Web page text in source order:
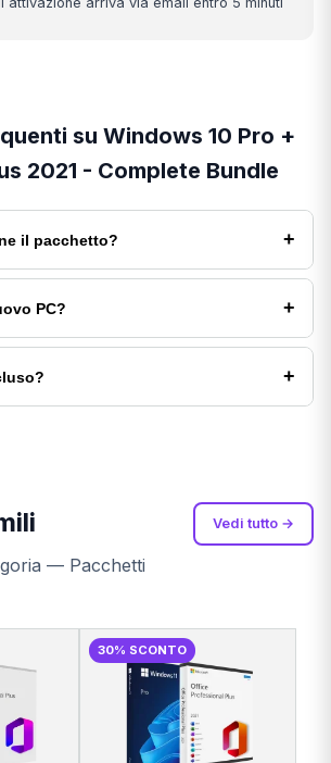
su Windows 10 Pro +
2021 - Complete Bundle
il pacchetto? +
una licenza Windows e una licenza
variante del prodotto.
PC? +
pensati per una configurazione
+
— Pacchetti
Vedi tutto →
30% SCONTO